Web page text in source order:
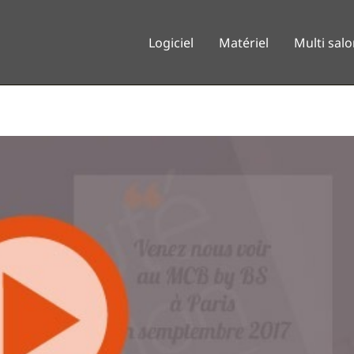
Logiciel Matériel Multi